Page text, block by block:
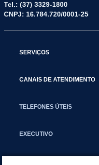
Tel.: (37) 3329-1800
CNPJ: 16.784.720/0001-25
SERVIÇOS
CANAIS DE ATENDIMENTO
TELEFONES ÚTEIS
EXECUTIVO